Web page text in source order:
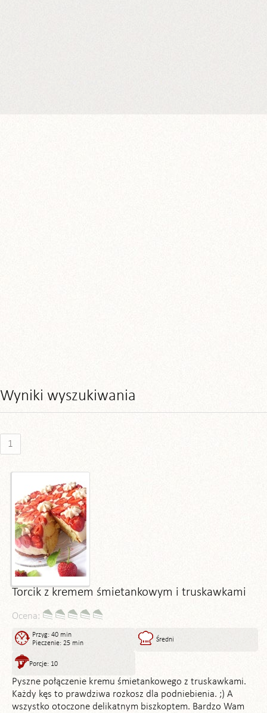
Wyniki wyszukiwania
1
Torcik z kremem śmietankowym i truskawkami
Ocena:
Przyg: 40 min
Pieczenie: 25 min
Średni
Porcje: 10
Pyszne połączenie kremu śmietankowego z truskawkami.
Każdy kęs to prawdziwa rozkosz dla podniebienia. ;) A
wszystko otoczone delikatnym biszkoptem. Bardzo Wam